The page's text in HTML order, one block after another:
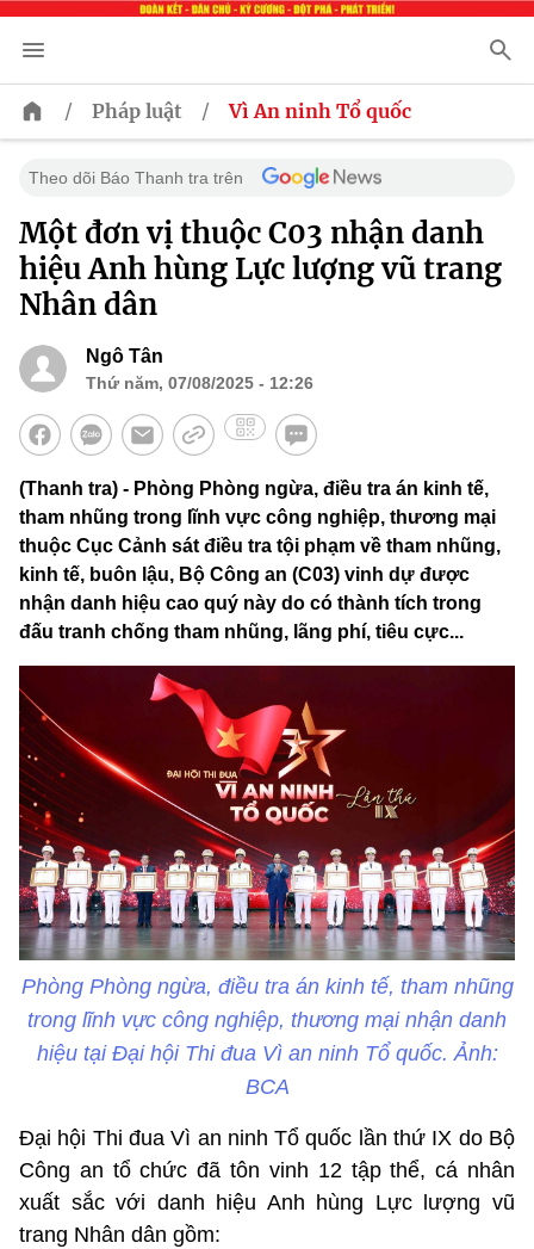
/ Pháp luật / Vì An ninh Tổ quốc
Theo dõi Báo Thanh tra trên
Một đơn vị thuộc C03 nhận danh
hiệu Anh hùng Lực lượng vũ trang
Nhân dân
Ngô Tân
Thứ năm, 07/08/2025 - 12:26
(Thanh tra) - Phòng Phòng ngừa, điều tra án kinh tế,
tham nhũng trong lĩnh vực công nghiệp, thương mại
thuộc Cục Cảnh sát điều tra tội phạm về tham nhũng,
kinh tế, buôn lậu, Bộ Công an (C03) vinh dự được
nhận danh hiệu cao quý này do có thành tích trong
đấu tranh chống tham nhũng, lãng phí, tiêu cực...
Phòng Phòng ngừa, điều tra án kinh tế, tham nhũng
trong lĩnh vực công nghiệp, thương mại nhận danh
hiệu tại Đại hội Thi đua Vì an ninh Tổ quốc. Ảnh:
BCA
Đại hội Thi đua Vì an ninh Tổ quốc lần thứ IX do Bộ
Công an tổ chức đã tôn vinh 12 tập thể, cá nhân
xuất sắc với danh hiệu Anh hùng Lực lượng vũ
trang Nhân dân gồm: